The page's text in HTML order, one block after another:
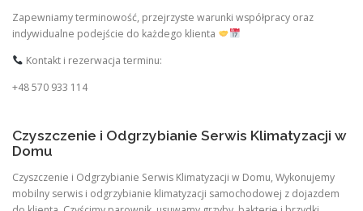
Zapewniamy terminowość, przejrzyste warunki współpracy oraz
indywidualne podejście do każdego klienta
Kontakt i rezerwacja terminu:
+48 570 933 114
Czyszczenie i Odgrzybianie Serwis Klimatyzacji w
Domu
Czyszczenie i Odgrzybianie Serwis Klimatyzacji w Domu, Wykonujemy
mobilny serwis i odgrzybianie klimatyzacji samochodowej z dojazdem